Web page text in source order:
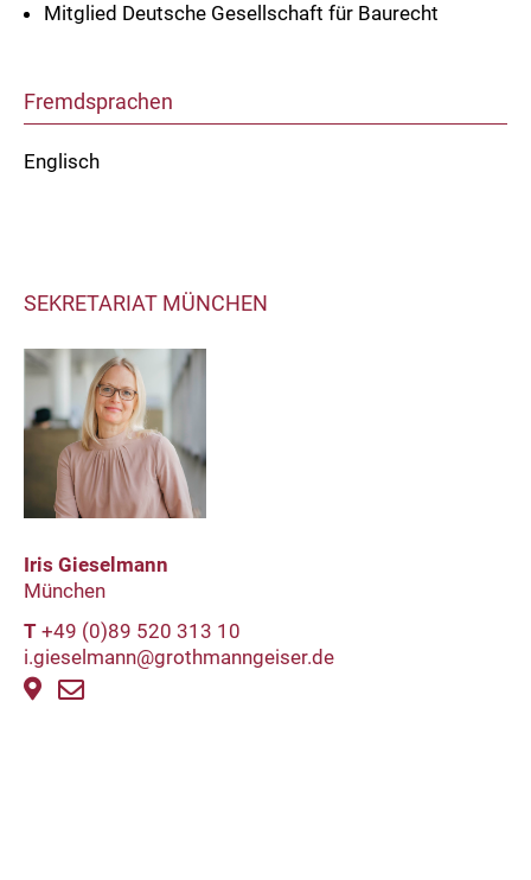
Mitglied Deutsche Gesellschaft für Baurecht
Fremdsprachen
Englisch
SEKRETARIAT MÜNCHEN
Iris Gieselmann
München
T +49 (0)89 520 313 10
i.gieselmann@grothmanngeiser.de